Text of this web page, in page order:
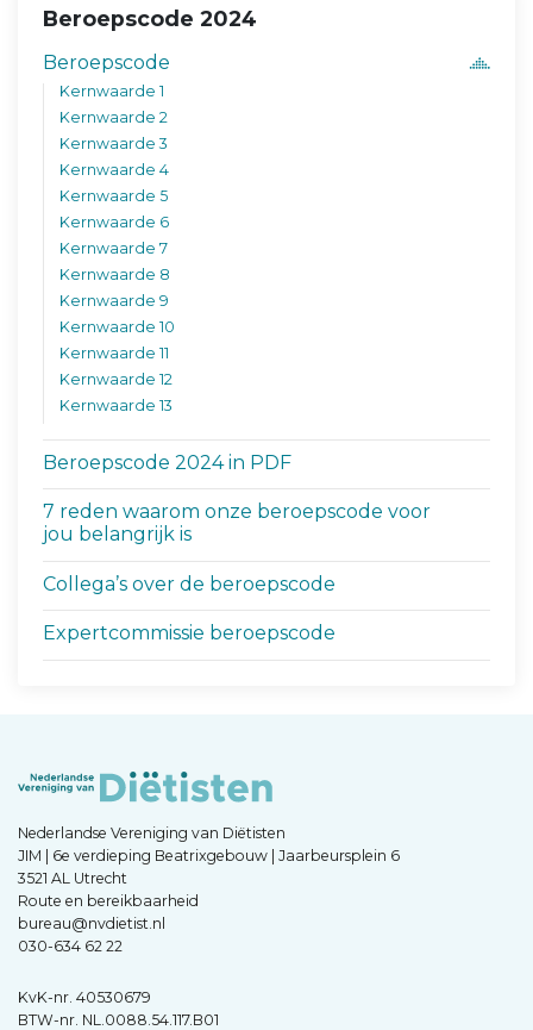
Beroepscode 2024
Beroepscode
Kernwaarde 1
Kernwaarde 2
Kernwaarde 3
Kernwaarde 4
Kernwaarde 5
Kernwaarde 6
Kernwaarde 7
Kernwaarde 8
Kernwaarde 9
Kernwaarde 10
Kernwaarde 11
Kernwaarde 12
Kernwaarde 13
Beroepscode 2024 in PDF
7 reden waarom onze beroepscode voor
jou belangrijk is
Collega’s over de beroepscode
Expertcommissie beroepscode
Nederlandse Vereniging van Diëtisten
JIM | 6e verdieping Beatrixgebouw | Jaarbeursplein 6
3521 AL Utrecht
Route en bereikbaarheid
bureau@nvdietist.nl
030-634 62 22
KvK-nr. 40530679
BTW-nr. NL.0088.54.117.B01